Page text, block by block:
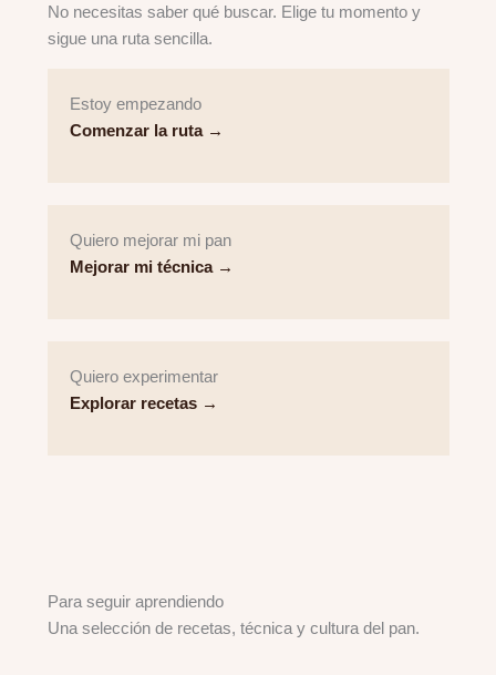
No necesitas saber qué buscar. Elige tu momento y
sigue una ruta sencilla.
Estoy empezando
Comenzar la ruta →
Quiero mejorar mi pan
Mejorar mi técnica →
Quiero experimentar
Explorar recetas →
Para seguir aprendiendo
Una selección de recetas, técnica y cultura del pan.